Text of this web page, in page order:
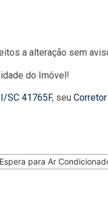
a alteração sem
do Imóvel!
SC 41765F, seu
Espera para Ar